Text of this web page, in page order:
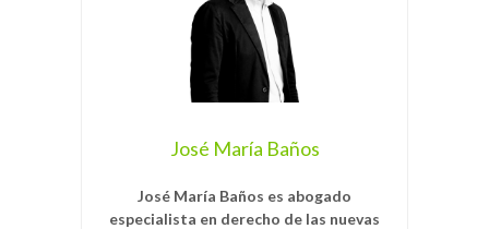
José María Baños
José María Baños es abogado
especialista en derecho de las nuevas